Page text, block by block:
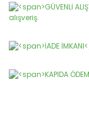
Ürün
Ürün fiyatı